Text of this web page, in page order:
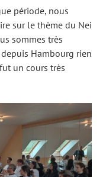
période, nous
sur le thème du Nei
sommes très
Hambourg rien
un cours très